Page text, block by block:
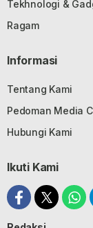
Tekhnologi &
Ragam
Informasi
Tentang Kami
Pedoman Media
Hubungi Kami
Ikuti Kami